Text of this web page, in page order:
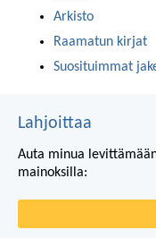
Arkisto
Raamatun kirjat
Suosituimmat
Lahjoittaa
Auta minua
mainoksilla: